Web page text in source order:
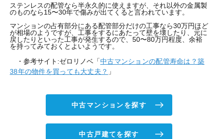
ステンレスの配管なら半永久的に使えますが、それ以外の金属製
のものなら15〜30年で傷みが出てくると言われています。
マンションの占有部分にある配管部分だけの工事なら30万円ほど
が相場のようですが、工事をするにあたって壁を壊したり、元に
戻したりといった工事が発生するので、50〜80万円程度、余裕
を持ってみておくとよいようです。
・参考サイト:ゼロリノベ「中古マンションの配管寿命は？築
38年の物件を買っても大丈夫？ 」
中古マンションを探す
中古戸建てを探す